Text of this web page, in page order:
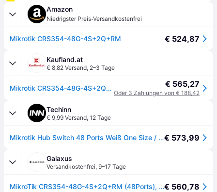
Amazon
Niedrigster Preis·Versandkostenfrei
Mikrotik CRS354-48G-4S+2Q+RM € 524,87
Kaufland.at
€ 8,82 Versand, 2–3 Tage
Mikrotik CRS354-48G-4S+2Q+RM, Managed, L2, Gigabit Ethernet (10/100/1000), Vollduplex, Rack-Einbau € 565,27
Oder 3 Zahlungen von € 188,42
Techinn
€ 9,99 Versand, 12 Tage
Mikrotik Hub Switch 48 Ports Weiß One Size / EU Plug 220V€ 573,99
Galaxus
Versandkostenfrei, 9–17 Tage
MikroTik CRS354-48G-4S+2Q+RM (48Ports), Netzwerk Switch, Grau€ 560,78